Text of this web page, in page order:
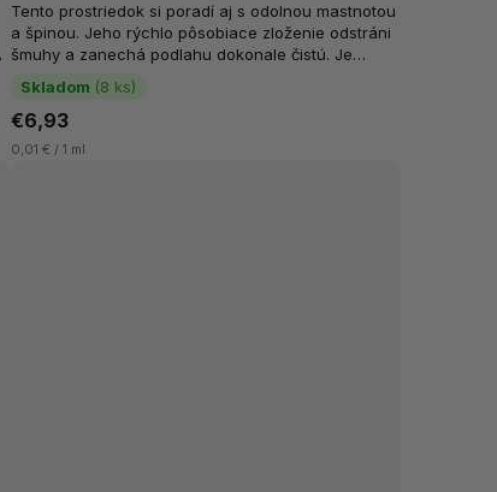
Skladom (8 ks)
€6,93
0,01 € / 1 ml
Tento prostriedok si poradí aj s odolnou mastnotou
a špinou. Jeho rýchlo pôsobiace zloženie odstráni
šmuhy a zanechá podlahu dokonale čistú. Je
vhodný na tvrdé povrchy, laminát,...